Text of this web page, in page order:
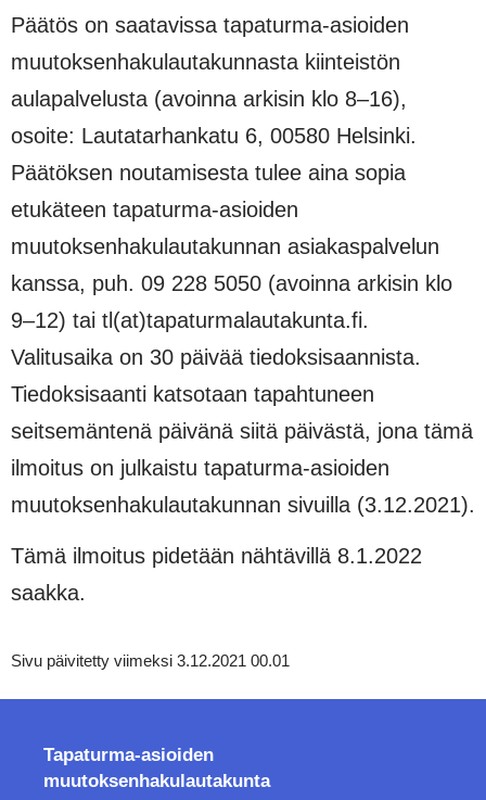
Päätös on saatavissa tapaturma-asioiden
muutoksenhakulautakunnasta kiinteistön
aulapalvelusta (avoinna arkisin klo 8–16),
osoite: Lautatarhankatu 6, 00580 Helsinki.
Päätöksen noutamisesta tulee aina sopia
etukäteen tapaturma-asioiden
muutoksenhakulautakunnan asiakaspalvelun
kanssa, puh. 09 228 5050 (avoinna arkisin klo
9–12) tai tl(at)tapaturmalautakunta.fi.
Valitusaika on 30 päivää tiedoksisaannista.
Tiedoksisaanti katsotaan tapahtuneen
seitsemäntenä päivänä siitä päivästä, jona tämä
ilmoitus on julkaistu tapaturma-asioiden
muutoksenhakulautakunnan sivuilla (3.12.2021).
Tämä ilmoitus pidetään nähtävillä 8.1.2022
saakka.
Sivu päivitetty viimeksi 3.12.2021 00.01
Tapaturma-asioiden
muutoksenhakulautakunta